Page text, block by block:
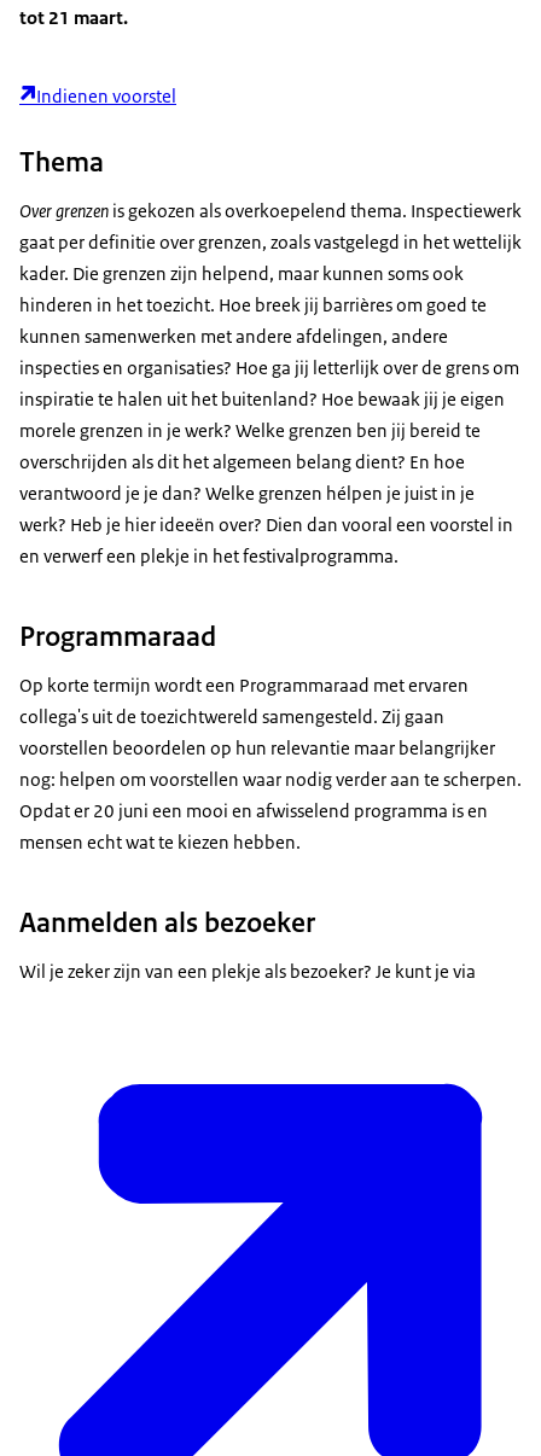
tot 21 maart.
Indienen voorstel
Thema
Over grenzen is gekozen als overkoepelend thema. Inspectiewerk
gaat per definitie over grenzen, zoals vastgelegd in het wettelijk
kader. Die grenzen zijn helpend, maar kunnen soms ook
hinderen in het toezicht. Hoe breek jij barrières om goed te
kunnen samenwerken met andere afdelingen, andere
inspecties en organisaties? Hoe ga jij letterlijk over de grens om
inspiratie te halen uit het buitenland? Hoe bewaak jij je eigen
morele grenzen in je werk? Welke grenzen ben jij bereid te
overschrijden als dit het algemeen belang dient? En hoe
verantwoord je je dan? Welke grenzen hélpen je juist in je
werk? Heb je hier ideeën over? Dien dan vooral een voorstel in
en verwerf een plekje in het festivalprogramma.
Programmaraad
Op korte termijn wordt een Programmaraad met ervaren
collega's uit de toezichtwereld samengesteld. Zij gaan
voorstellen beoordelen op hun relevantie maar belangrijker
nog: helpen om voorstellen waar nodig verder aan te scherpen.
Opdat er 20 juni een mooi en afwisselend programma is en
mensen echt wat te kiezen hebben.
Aanmelden als bezoeker
Wil je zeker zijn van een plekje als bezoeker? Je kunt je via